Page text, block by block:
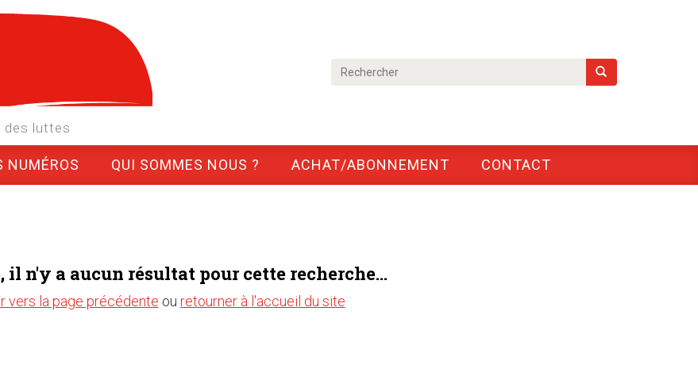
des luttes
NUMÉROS QUI SOMMES NOUS ? ACHAT/ABONNEMENT CONTACT
il n'y a aucun résultat pour cette recherche...
vers la page précédente ou retourner à l'accueil du site